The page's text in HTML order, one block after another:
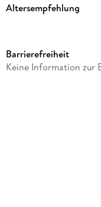
Altersempfehlung
Triton-X
Produktart
Barrierefreiheit
Keine Information zur